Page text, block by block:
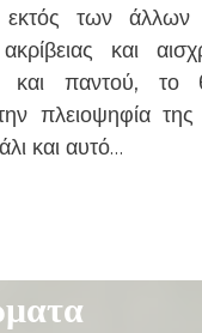
των άλλων
και
και παντού, το
πλειοψηφία της
και αυτό…